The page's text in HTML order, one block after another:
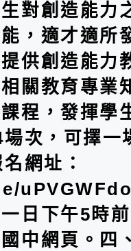
對創造能力
，適才適所
供創造能力
關教育專業
程，發揮學
次，可擇一
網址：
日下午5時
中網頁。四